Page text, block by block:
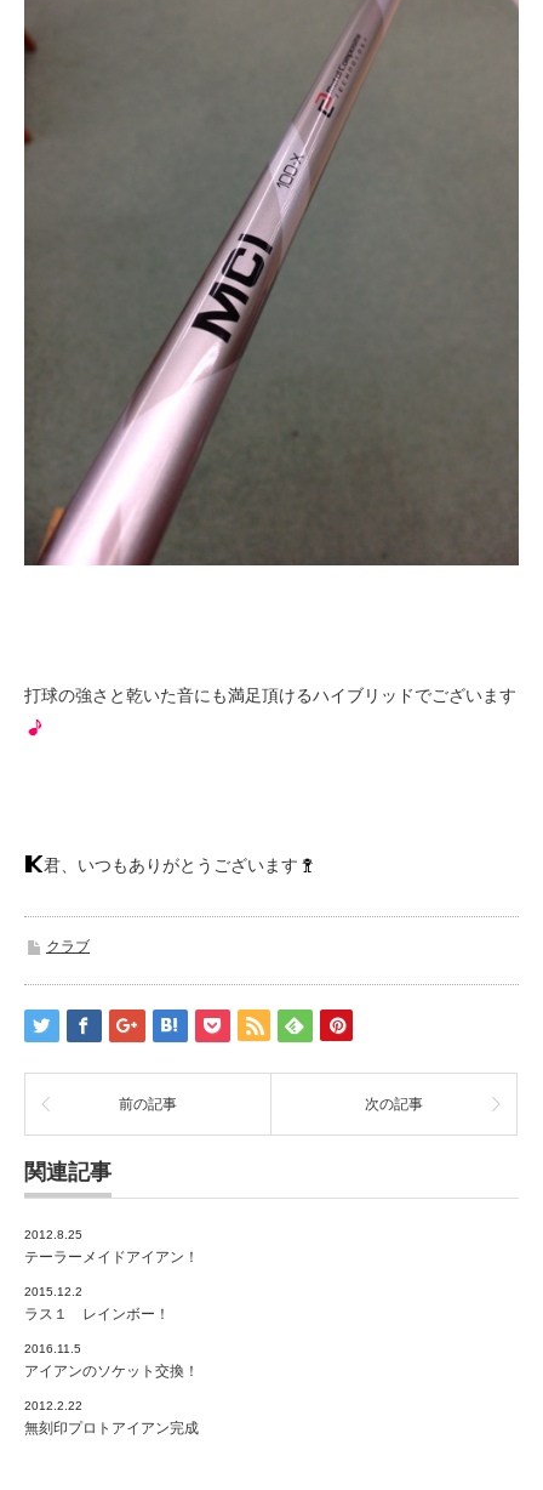
打球の強さと乾いた音にも満足頂けるハイブリッドでございます
君、いつもありがとうございます
クラブ
前の記事 次の記事
関連記事
2012.8.25
テーラーメイドアイアン！
2015.12.2
ラス１ レインボー！
2016.11.5
アイアンのソケット交換！
2012.2.22
無刻印プロトアイアン完成